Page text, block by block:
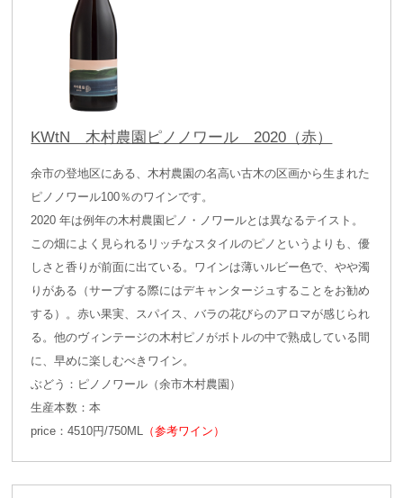
KWtN 木村農園ピノノワール 2020（赤）
余市の登地区にある、木村農園の名高い古木の区画から生まれた
ピノノワール100％のワインです。
2020 年は例年の木村農園ピノ・ノワールとは異なるテイスト。
この畑によく見られるリッチなスタイルのピノというよりも、優
しさと香りが前面に出ている。ワインは薄いルビー色で、やや濁
りがある（サーブする際にはデキャンタージュすることをお勧め
する）。赤い果実、スパイス、バラの花びらのアロマが感じられ
る。他のヴィンテージの木村ピノがボトルの中で熟成している間
に、早めに楽しむべきワイン。
ぶどう：ピノノワール（余市木村農園）
生産本数：本
price：4510円/750ML （参考ワイン）